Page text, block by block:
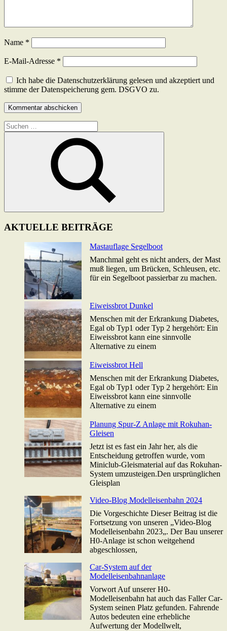
Name *
E-Mail-Adresse *
Ich habe die Datenschutzerklärung gelesen und akzeptiert und
stimme der Datenspeicherung gem. DSGVO zu.
Suchen
nach:
Suchen
AKTUELLE BEITRÄGE
Mastauflage Segelboot
Manchmal geht es nicht anders, der Mast
muß liegen, um Brücken, Schleusen, etc.
für ein Segelboot passierbar zu machen.
Eiweissbrot Dunkel
Menschen mit der Erkrankung Diabetes,
Egal ob Typ1 oder Typ 2 hergehört: Ein
Eiweissbrot kann eine sinnvolle
Alternative zu einem
Eiweissbrot Hell
Menschen mit der Erkrankung Diabetes,
Egal ob Typ1 oder Typ 2 hergehört: Ein
Eiweissbrot kann eine sinnvolle
Alternative zu einem
Planung Spur-Z Anlage mit Rokuhan-
Gleisen
Jetzt ist es fast ein Jahr her, als die
Entscheidung getroffen wurde, vom
Miniclub-Gleismaterial auf das Rokuhan-
System umzusteigen.Den ursprünglichen
Gleisplan
Video-Blog Modelleisenbahn 2024
Die Vorgeschichte Dieser Beitrag ist die
Fortsetzung von unseren „Video-Blog
Modelleisenbahn 2023„. Der Bau unserer
H0-Anlage ist schon weitgehend
abgeschlossen,
Car-System auf der
Modelleisenbahnanlage
Vorwort Auf unserer H0-
Modelleisenbahn hat auch das Faller Car-
System seinen Platz gefunden. Fahrende
Autos bedeuten eine erhebliche
Aufwertung der Modellwelt,